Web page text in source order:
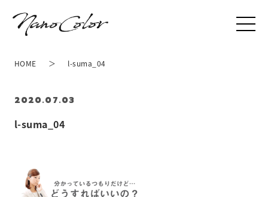
l-suma_04
2020.07.03
HOME l-suma_04